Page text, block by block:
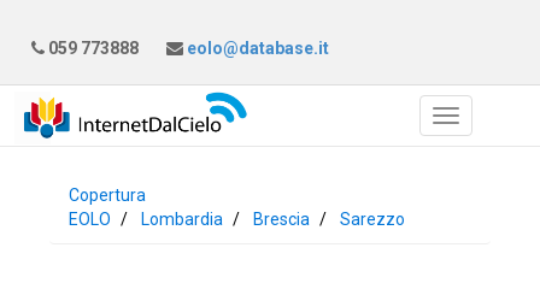
059 773888 eolo@database.it
Copertura
EOLO
Lombardia Brescia Sarezzo